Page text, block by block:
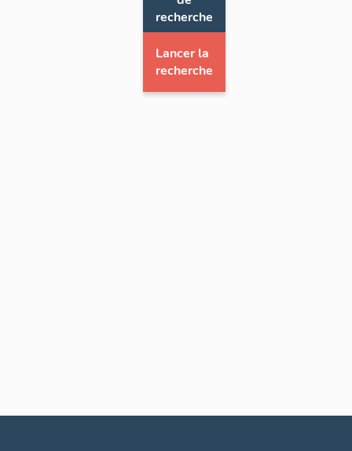
recherche
Lancer la
recherche